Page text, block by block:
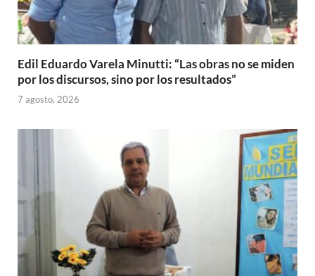
Edil Eduardo Varela Minutti: “Las obras no se miden
por los discursos, sino por los resultados”
7 agosto, 2026